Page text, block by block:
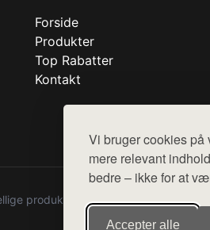
Vi bruger cookies på
mere relevant
bedre – ikke for at
Accepter alle
Forside
Produkter
Top Rabatter
Kontakt
produkter fra diverse webshops.